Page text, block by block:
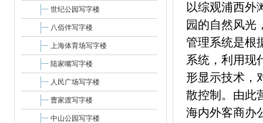
世纪公园写字楼
八佰伴写字楼
上海体育场写字楼
陆家嘴写字楼
人民广场写字楼
曹家渡写字楼
中山公园写字楼
以综观浦西外
园的自然风光
管理系统是根
系统，利用现
形显示技术，
散控制。由此
海内外客商办